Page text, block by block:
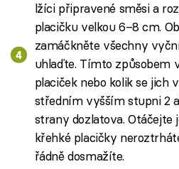
lžíci připravené směsi a
placičku velkou 6–8 cm.
zamáčkněte všechny
uhlaďte. Tímto způsobem
placiček nebo kolik se jich
středním vyšším stupni 2
strany dozlatova. Otáčejte
křehké placičky
řádně dosmažíte.